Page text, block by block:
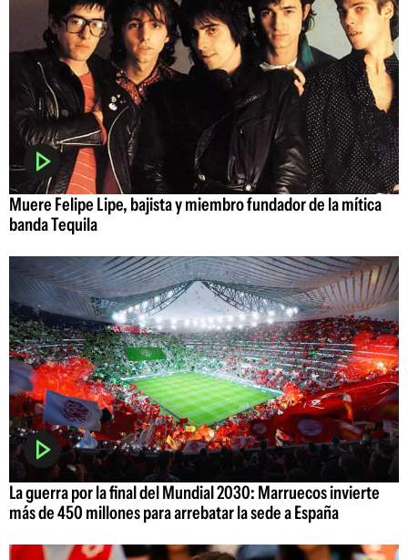
Muere Felipe Lipe, bajista y miembro fundador de la mítica
banda Tequila
La guerra por la final del Mundial 2030: Marruecos invierte
más de 450 millones para arrebatar la sede a España